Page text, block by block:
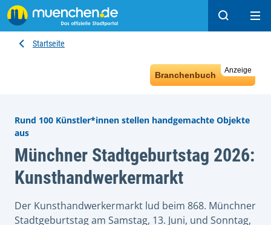
Suchen
Startseite
Anzeige
Branchenbuch
Rund 100 Künstler*innen stellen handgemachte Objekte
aus
Münchner Stadtgeburtstag 2026:
Kunsthandwerkermarkt
Der Kunsthandwerkermarkt lud beim 868. Münchner
Stadtgeburtstag am Samstag, 13. Juni, und Sonntag,